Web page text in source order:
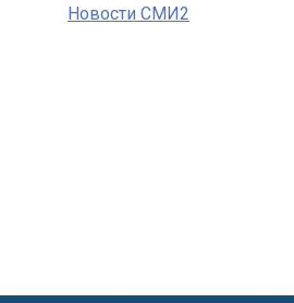
Новости СМИ2